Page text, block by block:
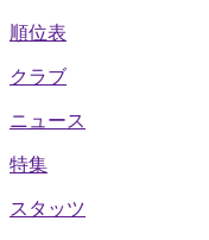
順位表
クラブ
ニュース
特集
スタッツ